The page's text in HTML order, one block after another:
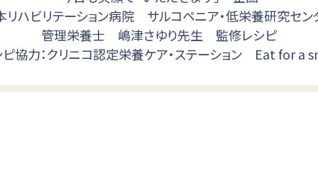
リハビリテーション病院 サルコペニア・低栄養研究セン
管理栄養士 嶋津さゆり先生 監修レシピ
ピ協力：クリニコ認定栄養ケア・ステーション Eat for a